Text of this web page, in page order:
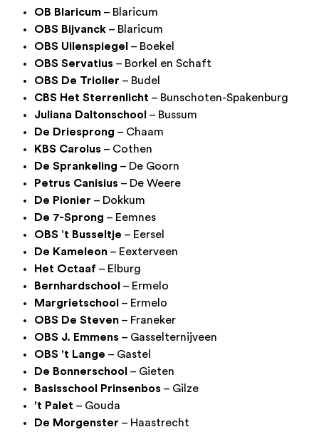
OB Blaricum – Blaricum
OBS Bijvanck – Blaricum
OBS Uilenspiegel – Boekel
OBS Servatius – Borkel en Schaft
OBS De Triolier – Budel
CBS Het Sterrenlicht – Bunschoten-Spakenburg
Juliana Daltonschool – Bussum
De Driesprong – Chaam
KBS Carolus – Cothen
De Sprankeling – De Goorn
Petrus Canisius – De Weere
De Pionier – Dokkum
De 7-Sprong – Eemnes
OBS ’t Busseltje – Eersel
De Kameleon – Eexterveen
Het Octaaf – Elburg
Bernhardschool – Ermelo
Margrietschool – Ermelo
OBS De Steven – Franeker
OBS J. Emmens – Gasselternijveen
OBS 't Lange – Gastel
De Bonnerschool – Gieten
Basisschool Prinsenbos – Gilze
't Palet – Gouda
De Morgenster – Haastrecht